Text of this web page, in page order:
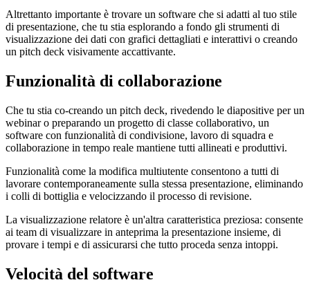
Altrettanto importante è trovare un software che si adatti al tuo stile
di presentazione, che tu stia esplorando a fondo gli strumenti di
visualizzazione dei dati con grafici dettagliati e interattivi o creando
un pitch deck visivamente accattivante.
Funzionalità di collaborazione
Che tu stia co-creando un pitch deck, rivedendo le diapositive per un
webinar o preparando un progetto di classe collaborativo, un
software con funzionalità di condivisione, lavoro di squadra e
collaborazione in tempo reale mantiene tutti allineati e produttivi.
Funzionalità come la modifica multiutente consentono a tutti di
lavorare contemporaneamente sulla stessa presentazione, eliminando
i colli di bottiglia e velocizzando il processo di revisione.
La visualizzazione relatore è un'altra caratteristica preziosa: consente
ai team di visualizzare in anteprima la presentazione insieme, di
provare i tempi e di assicurarsi che tutto proceda senza intoppi.
Velocità del software